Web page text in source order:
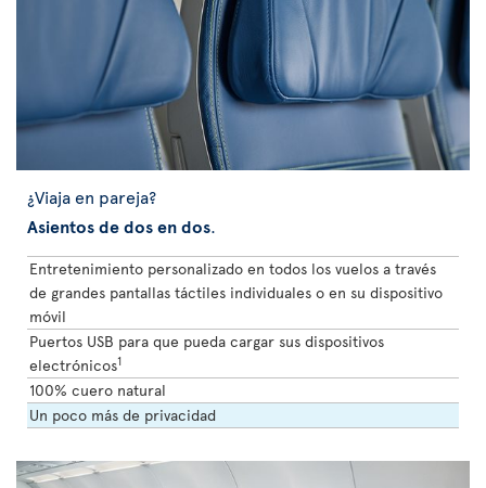
¿Viaja en pareja?
Asientos de dos en dos.
Entretenimiento personalizado en todos los vuelos a través
de grandes pantallas táctiles individuales o en su dispositivo
móvil
Puertos USB para que pueda cargar sus dispositivos
electrónicos1
100% cuero natural
Un poco más de privacidad